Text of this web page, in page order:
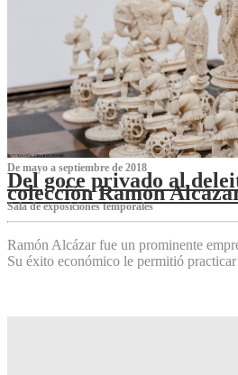
De mayo a septiembre de 2018
Del goce privado al
colección Ramón
Sala de exposiciones temporales
Ramón Alcázar fue un prominente
Su éxito económico le permitió